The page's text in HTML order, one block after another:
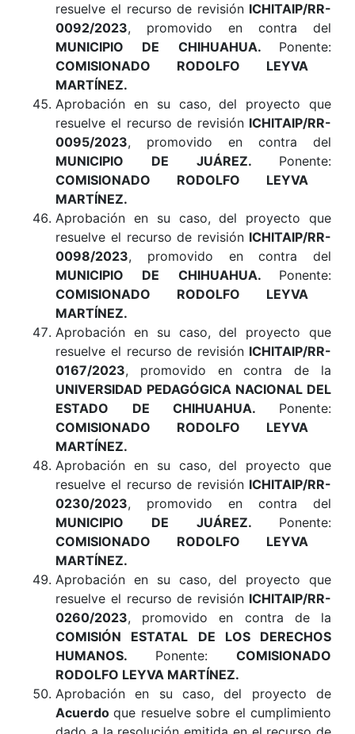
resuelve el recurso de revisión ICHITAIP/RR-
0092/2023, promovido en contra del
MUNICIPIO DE CHIHUAHUA. Ponente:
COMISIONADO RODOLFO LEYVA
MARTÍNEZ.
Aprobación en su caso, del proyecto que
resuelve el recurso de revisión ICHITAIP/RR-
0095/2023, promovido en contra del
MUNICIPIO DE JUÁREZ. Ponente:
COMISIONADO RODOLFO LEYVA
MARTÍNEZ.
Aprobación en su caso, del proyecto que
resuelve el recurso de revisión ICHITAIP/RR-
0098/2023, promovido en contra del
MUNICIPIO DE CHIHUAHUA. Ponente:
COMISIONADO RODOLFO LEYVA
MARTÍNEZ.
Aprobación en su caso, del proyecto que
resuelve el recurso de revisión ICHITAIP/RR-
0167/2023, promovido en contra de la
UNIVERSIDAD PEDAGÓGICA NACIONAL DEL
ESTADO DE CHIHUAHUA. Ponente:
COMISIONADO RODOLFO LEYVA
MARTÍNEZ.
Aprobación en su caso, del proyecto que
resuelve el recurso de revisión ICHITAIP/RR-
0230/2023, promovido en contra del
MUNICIPIO DE JUÁREZ. Ponente:
COMISIONADO RODOLFO LEYVA
MARTÍNEZ.
Aprobación en su caso, del proyecto que
resuelve el recurso de revisión ICHITAIP/RR-
0260/2023, promovido en contra de la
COMISIÓN ESTATAL DE LOS DERECHOS
HUMANOS. Ponente: COMISIONADO
RODOLFO LEYVA MARTÍNEZ.
Aprobación en su caso, del proyecto de
Acuerdoque resuelve sobre el cumplimiento